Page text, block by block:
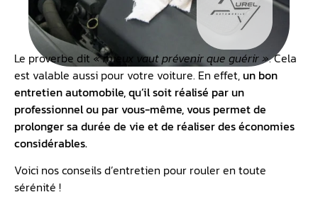
Le proverbe dit« mieux vaut prévenir que guérir ». Cela
est valable aussi pour votre voiture. En effet, un bon
entretien automobile, qu’il soit réalisé par un
professionnel ou par vous-même, vous permet de
prolonger sa durée de vie et de réaliser des économies
considérables.
Voici nos conseils d’entretien pour rouler en toute
sérénité !